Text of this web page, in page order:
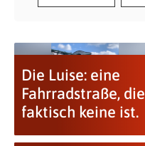
Die Luise: eine
Fahrradstraße, die
faktisch keine ist.